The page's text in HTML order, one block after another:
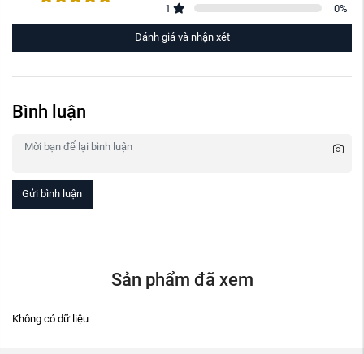
1
0%
Đánh giá và nhận xét
Bình luận
Gửi bình luận
Sản phẩm đã xem
Không có dữ liệu